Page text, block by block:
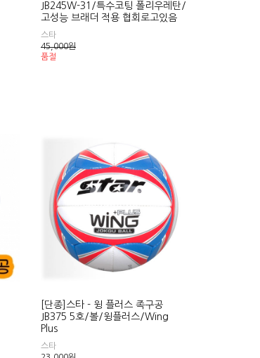
JB245W-31/특수코팅 폴리우레탄/
고성능 브래더 적용 협회로고있음
스타
45,000원
품절
[단종]스타 - 윙 플러스 족구공
JB375 5호/볼/윙플러스/Wing
Plus
스타